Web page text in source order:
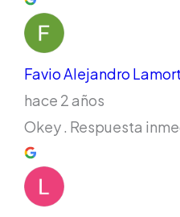
Favio Alejandro
hace 2 años
Okey . Respuesta